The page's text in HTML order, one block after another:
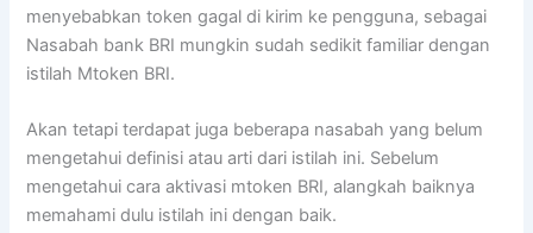
menyebabkan token gagal di kirim ke pengguna, sebagai
Nasabah bank BRI mungkin sudah sedikit familiar dengan
istilah Mtoken BRI.
Akan tetapi terdapat juga beberapa nasabah yang belum
mengetahui definisi atau arti dari istilah ini. Sebelum
mengetahui cara aktivasi mtoken BRI, alangkah baiknya
memahami dulu istilah ini dengan baik.